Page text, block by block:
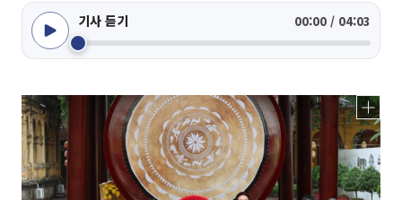
기사 듣기 00:00 / 04:03